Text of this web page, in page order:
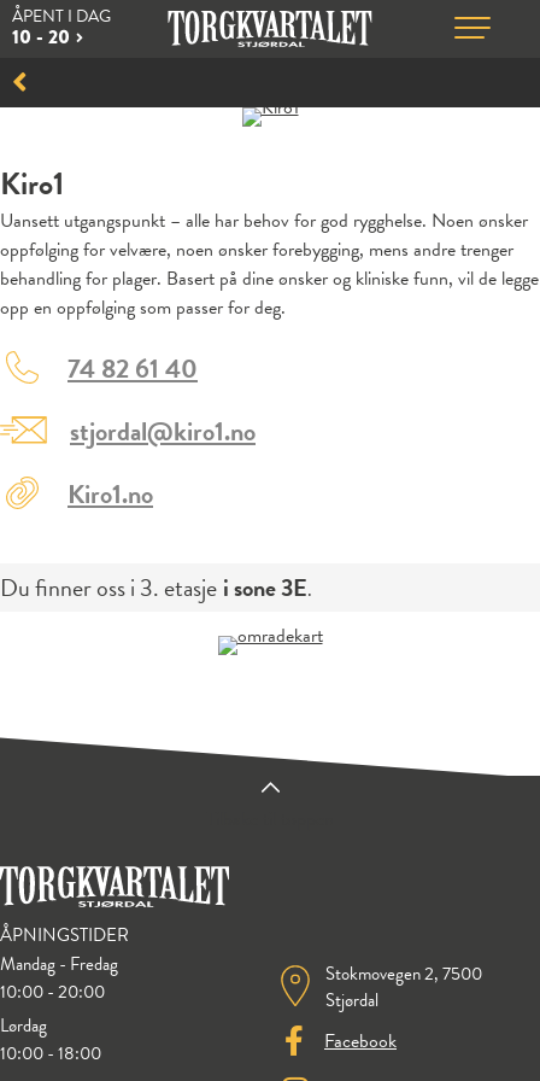
ÅPENT I DAG
10 - 20
Kiro1
Uansett utgangspunkt – alle har behov for god rygghelse. Noen ønsker
oppfølging for velvære, noen ønsker forebygging, mens andre trenger
behandling for plager. Basert på dine ønsker og kliniske funn, vil de legge
opp en oppfølging som passer for deg.
74 82 61 40
stjordal@kiro1.no
Kiro1.no
Du finner oss i 3. etasje i sone3E.
ÅPNINGSTIDER
Mandag - Fredag
10:00 - 20:00
Lørdag
10:00 - 18:00
Stokmovegen 2, 7500
Stjørdal
Facebook